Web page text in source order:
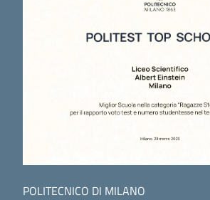
POLITECNICO DI MILANO